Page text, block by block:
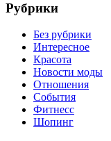
Рубрики
Без рубрики
Интересное
Красота
Новости моды
Отношения
События
Фитнесс
Шопинг